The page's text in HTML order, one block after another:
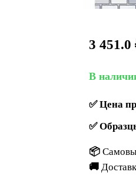
3 451.0
В
✅Цена
✅
📦
🚚